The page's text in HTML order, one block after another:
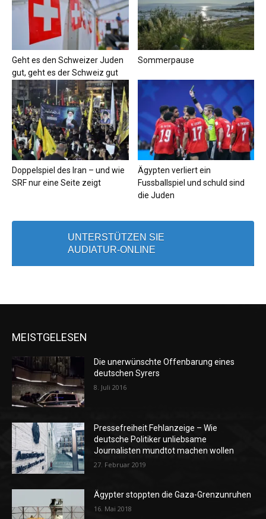
Geht es den Schweizer Juden
gut, geht es der Schweiz gut
Sommerpause
Doppelspiel des Iran – und wie
SRF nur eine Seite zeigt
Ägypten verliert ein
Fussballspiel und schuld sind
die Juden
UNTERSTÜTZEN SIE
AUDIATUR-ONLINE
MEISTGELESEN
Die unerwünschte Offenbarung eines
deutschen Syrers
8. Juli 2016
Pressefreiheit Fehlanzeige – Wie
deutsche Politiker unliebsame
Journalisten mundtot machen wollen
27. Februar 2019
Ägypter stoppten die Gaza-Grenzunruhen
16. Mai 2018